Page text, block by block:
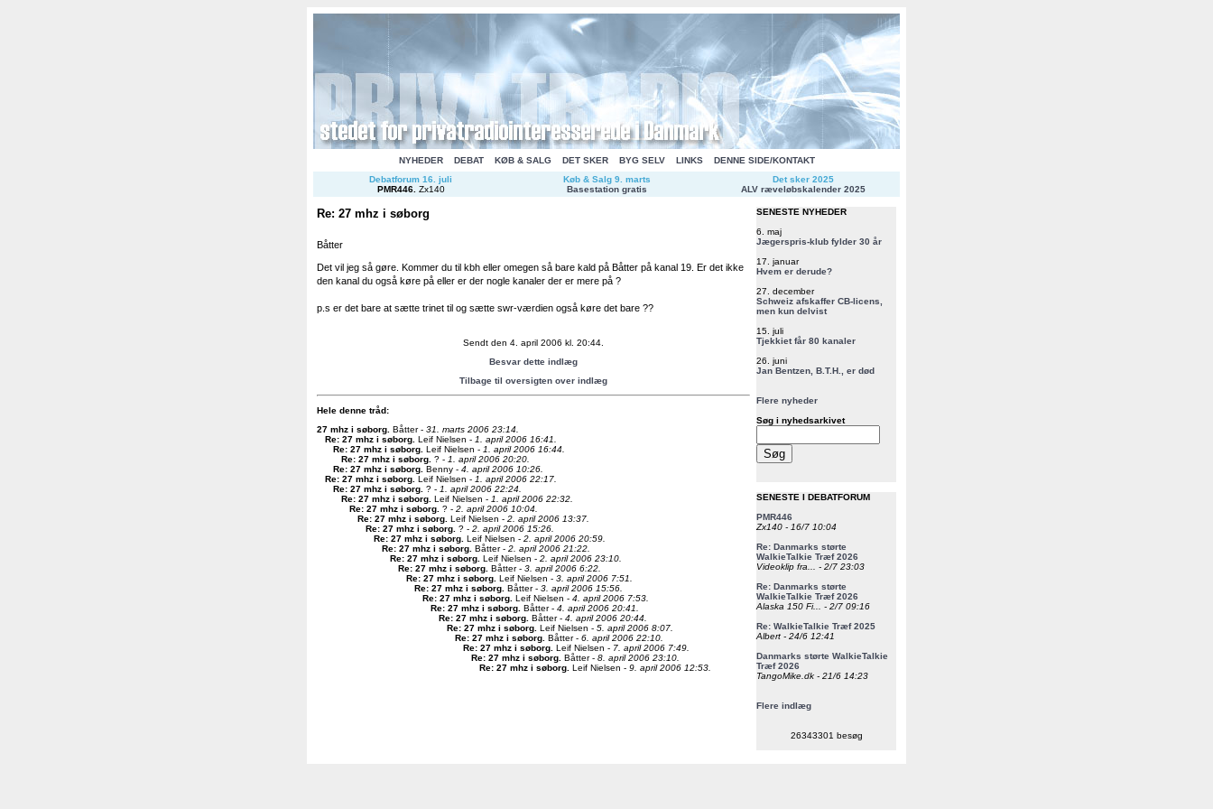
NYHEDER DEBAT KØB & SALG DET SKER BYG SELV LINKS
DENNE SIDE/KONTAKT
Debatforum 16. juli
PMR446. Zx140
Køb & Salg 9. marts
Basestation gratis
Det sker 2025
ALV ræveløbskalender 2025
Re: 27 mhz i søborg
Båtter
Det vil jeg så gøre. Kommer du til kbh eller omegen så bare kald på Båtter på kanal 19. Er det ikke
den kanal du også køre på eller er der nogle kanaler der er mere på ?
p.s er det bare at sætte trinet til og sætte swr-værdien også køre det bare ??
Sendt den 4. april 2006 kl. 20:44.
Besvar dette indlæg
Tilbage til oversigten over indlæg
Hele denne tråd:
27 mhz i søborg Båtter - 31. marts 2006 23:14.
Re: 27 mhz i søborg Leif Nielsen - 1. april 2006 16:41.
Re: 27 mhz i søborg Leif Nielsen - 1. april 2006 16:44.
Re: 27 mhz i søborg ? - 1. april 2006 20:20.
Re: 27 mhz i søborg Benny - 4. april 2006 10:26.
Re: 27 mhz i søborg Leif Nielsen - 1. april 2006 22:17.
Re: 27 mhz i søborg ? - 1. april 2006 22:24.
Re: 27 mhz i søborg Leif Nielsen - 1. april 2006 22:32.
Re: 27 mhz i søborg ? - 2. april 2006 10:04.
Re: 27 mhz i søborg Leif Nielsen - 2. april 2006 13:37.
Re: 27 mhz i søborg ? - 2. april 2006 15:26.
Re: 27 mhz i søborg Leif Nielsen - 2. april 2006 20:59.
Re: 27 mhz i søborg Båtter - 2. april 2006 21:22.
Re: 27 mhz i søborg Leif Nielsen - 2. april 2006 23:10.
Re: 27 mhz i søborg Båtter - 3. april 2006 6:22.
Re: 27 mhz i søborg Leif Nielsen - 3. april 2006 7:51.
Re: 27 mhz i søborg Båtter - 3. april 2006 15:56.
Re: 27 mhz i søborg Leif Nielsen - 4. april 2006 7:53.
Re: 27 mhz i søborg Båtter - 4. april 2006 20:41.
Re: 27 mhz i søborg Båtter - 4. april 2006 20:44.
Re: 27 mhz i søborg Leif Nielsen - 5. april 2006 8:07.
Re: 27 mhz i søborg Båtter - 6. april 2006 22:10.
Re: 27 mhz i søborg Leif Nielsen - 7. april 2006 7:49.
Re: 27 mhz i søborg Båtter - 8. april 2006 23:10.
Re: 27 mhz i søborg Leif Nielsen - 9. april 2006 12:53.
SENESTE NYHEDER
6. maj
Jægerspris-klub fylder 30 år
17. januar
Hvem er derude?
27. december
Schweiz afskaffer CB-licens,
men kun delvist
15. juli
Tjekkiet får 80 kanaler
26. juni
Jan Bentzen, B.T.H., er død
Flere nyheder
Søg i nyhedsarkivet
SENESTE I DEBATFORUM
PMR446
Zx140 - 16/7 10:04
Re: Danmarks størte
WalkieTalkie Træf 2026
Videoklip fra... - 2/7 23:03
Re: Danmarks størte
WalkieTalkie Træf 2026
Alaska 150 Fi... - 2/7 09:16
Re: WalkieTalkie Træf 2025
Albert - 24/6 12:41
Danmarks størte WalkieTalkie
Træf 2026
TangoMike.dk - 21/6 14:23
Flere indlæg
26343301 besøg